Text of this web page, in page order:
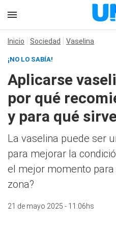
Inicio Sociedad Vaselina
¡NO LO SABÍA!
Aplicarse
por qué
y para qué
La vaselina puede ser
para mejorar la
el mejor momento
zona?
21 de mayo 2025 - 11:06hs